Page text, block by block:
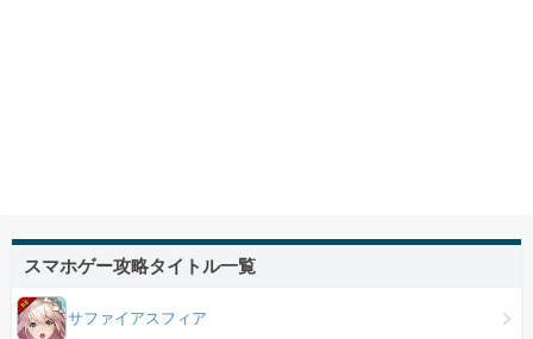
スマホゲー攻略タイトル一覧
サファイアスフィア